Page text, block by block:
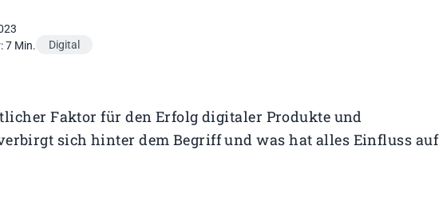
7 Min.
Digital
Faktor für den Erfolg digitaler Produkte und
sich hinter dem Begriff und was hat alles Einfluss auf